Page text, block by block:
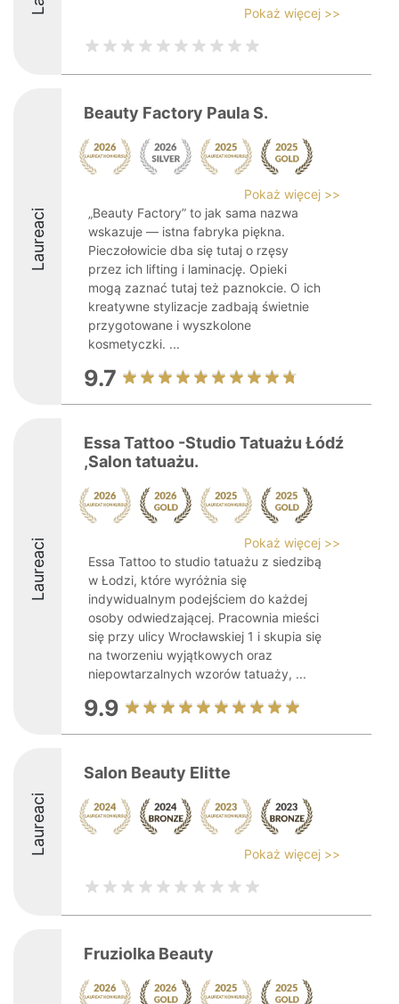
Pokaż więcej >>
Laureaci
Beauty Factory Paula S.
Pokaż więcej >>
„Beauty Factory” to jak sama nazwa
wskazuje — istna fabryka piękna.
Pieczołowicie dba się tutaj o rzęsy
przez ich lifting i laminację. Opieki
mogą zaznać tutaj też paznokcie. O ich
kreatywne stylizacje zadbają świetnie
przygotowane i wyszkolone
kosmetyczki. ...
9.7
Laureaci
Essa Tattoo -Studio Tatuażu Łódź
,Salon tatuażu.
Pokaż więcej >>
Essa Tattoo to studio tatuażu z siedzibą
w Łodzi, które wyróżnia się
indywidualnym podejściem do każdej
osoby odwiedzającej. Pracownia mieści
się przy ulicy Wrocławskiej 1 i skupia się
na tworzeniu wyjątkowych oraz
niepowtarzalnych wzorów tatuaży, ...
9.9
Laureaci
Salon Beauty Elitte
Pokaż więcej >>
Fruziolka Beauty